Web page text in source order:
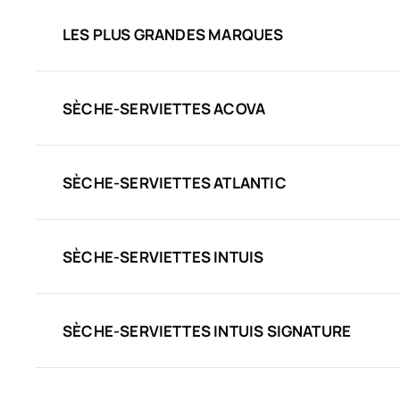
LES PLUS GRANDES MARQUES
SÈCHE-SERVIETTES ACOVA
SÈCHE-SERVIETTES ATLANTIC
SÈCHE-SERVIETTES INTUIS
SÈCHE-SERVIETTES INTUIS SIGNATURE